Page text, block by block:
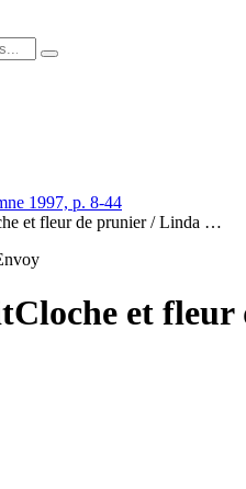
1997, p. 8-44
et fleur de prunier / Linda …
Cloche et